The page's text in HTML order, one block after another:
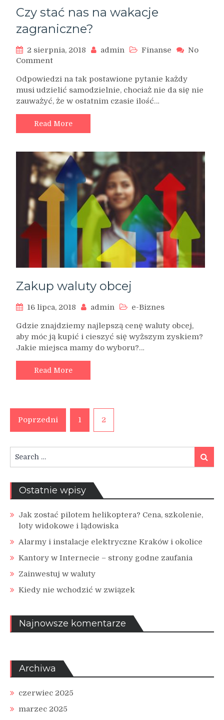
Czy stać nas na wakacje
zagraniczne?
2 sierpnia, 2018 admin Finanse
No
Commenton
stać
nas
na
wakacje
zagraniczne?
Odpowiedzi na tak postawione pytanie każdy
musi udzielić samodzielnie, chociaż nie da się nie
zauważyć, że w ostatnim czasie ilość…
Read More
Zakup waluty obcej
16 lipca, 2018 admin e-Biznes
Gdzie znajdziemy najlepszą cenę waluty obcej,
aby móc ją kupić i cieszyć się wyższym zyskiem?
Jakie miejsca mamy do wyboru?…
Read More
Stronicowanie
wpisów
Poprzedni 1 2
for:
Search
Ostatnie wpisy
Jak zostać pilotem helikoptera? Cena, szkolenie,
loty widokowe i lądowiska
Alarmy i instalacje elektryczne Kraków i okolice
Kantory w Internecie – strony godne zaufania
Zainwestuj w waluty
Kiedy nie wchodzić w związek
Najnowsze komentarze
Archiwa
czerwiec 2025
marzec 2025